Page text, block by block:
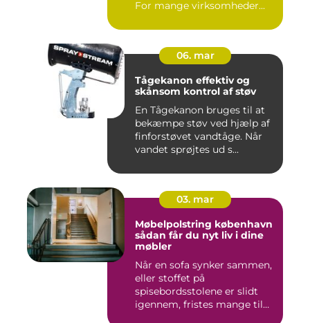
For mange virksomheder...
06. mar
Tågekanon effektiv og
skånsom kontrol af støv
En Tågekanon bruges til at
bekæmpe støv ved hjælp af
finforstøvet vandtåge. Når
vandet sprøjtes ud s...
03. mar
Møbelpolstring københavn
sådan får du nyt liv i dine
møbler
Når en sofa synker sammen,
eller stoffet på
spisebordsstolene er slidt
igennem, fristes mange til